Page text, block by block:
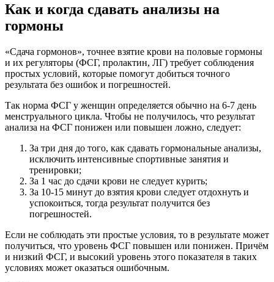
Как и когда сдавать анализы на
гормоны
«Сдача гормонов», точнее взятие крови на половые гормоны
и их регуляторы (ФСГ, пролактин, ЛГ) требует соблюдения
простых условий, которые помогут добиться точного
результата без ошибок и погрешностей.
Так норма ФСГ у женщин определяется обычно на 6-7 день
менструального цикла. Чтобы не получилось, что результат
анализа на ФСГ понижен или повышен ложно, следует:
За три дня до того, как сдавать гормональные анализы,
исключить интенсивные спортивные занятия и
тренировки;
За 1 час до сдачи крови не следует курить;
За 10-15 минут до взятия крови следует отдохнуть и
успокоиться, тогда результат получится без
погрешностей.
Если не соблюдать эти простые условия, то в результате может
получиться, что уровень ФСГ повышен или понижен. Причём
и низкий ФСГ, и высокий уровень этого показателя в таких
условиях может оказаться ошибочным.